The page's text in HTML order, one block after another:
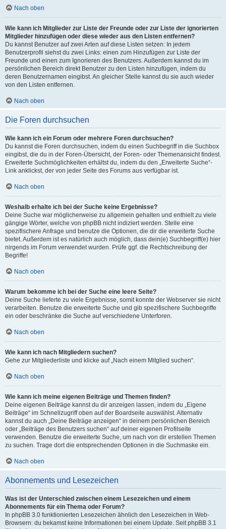
Nach oben
Wie kann ich Mitglieder zur Liste der Freunde oder zur Liste der ignorierten
Mitglieder hinzufügen oder diese wieder aus den Listen entfernen?
Du kannst Benutzer auf zwei Arten auf diese Listen setzen: In jedem
Benutzerprofil siehst du zwei Links: einen zum Hinzufügen zur Liste der
Freunde und einen zum Ignorieren des Benutzers. Außerdem kannst du im
persönlichen Bereich direkt Benutzer zu den Listen hinzufügen, indem du
deren Benutzernamen eingibst. An gleicher Stelle kannst du sie auch wieder
von den Listen entfernen.
Nach oben
Die Foren durchsuchen
Wie kann ich ein Forum oder mehrere Foren durchsuchen?
Du kannst die Foren durchsuchen, indem du einen Suchbegriff in die Suchbox
eingibst, die du in der Foren-Übersicht, der Foren- oder Themenansicht findest.
Erweiterte Suchmöglichkeiten erhältst du, indem du den „Erweiterte Suche“-
Link anklickst, der von jeder Seite des Forums aus verfügbar ist.
Nach oben
Weshalb erhalte ich bei der Suche keine Ergebnisse?
Deine Suche war möglicherweise zu allgemein gehalten und enthielt zu viele
gängige Wörter, welche von phpBB nicht indiziert werden. Stelle eine
spezifischere Anfrage und benutze die Optionen, die dir die erweiterte Suche
bietet. Außerdem ist es natürlich auch möglich, dass dein(e) Suchbegriff(e) hier
nirgends im Forum verwendet wurden. Prüfe ggf. die Rechtschreibung der
Begriffe!
Nach oben
Warum bekomme ich bei der Suche eine leere Seite?
Deine Suche lieferte zu viele Ergebnisse, somit konnte der Webserver sie nicht
verarbeiten. Benutze die erweiterte Suche und gib spezifischere Suchbegriffe
ein oder beschränke die Suche auf verschiedene Unterforen.
Nach oben
Wie kann ich nach Mitgliedern suchen?
Gehe zur Mitgliederliste und klicke auf „Nach einem Mitglied suchen“.
Nach oben
Wie kann ich meine eigenen Beiträge und Themen finden?
Deine eigenen Beiträge kannst du dir anzeigen lassen, indem du „Eigene
Beiträge“ im Schnellzugriff oben auf der Boardseite auswählst. Alternativ
kannst du auch „Deine Beiträge anzeigen“ in deinem persönlichen Bereich
oder „Beiträge des Benutzers suchen“ auf deiner eigenen Profilseite
verwenden. Benutze die erweiterte Suche, um nach von dir erstellen Themen
zu suchen. Trage dort die entsprechenden Optionen in die Suchmaske ein.
Nach oben
Abonnements und Lesezeichen
Was ist der Unterschied zwischen einem Lesezeichen und einem
Abonnements für ein Thema oder Forum?
In phpBB 3.0 funktionierten Lesezeichen ähnlich den Lesezeichen in Web-
Browsern: du bekamst keine Informationen bei einem Update. Seit phpBB 3.1